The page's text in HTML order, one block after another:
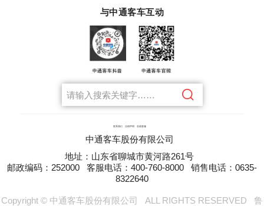
与中通客车互动
联系我们 法律声明 在线客服
中通客车股份有限公司
地址：山东省聊城市黄河路261号
邮政编码：252000
客服电话：400-760-8000
销售电话：0635-
8322640
Copyright © 中通客车股份有限公司 ALL RIGHTS RESERVED 鲁